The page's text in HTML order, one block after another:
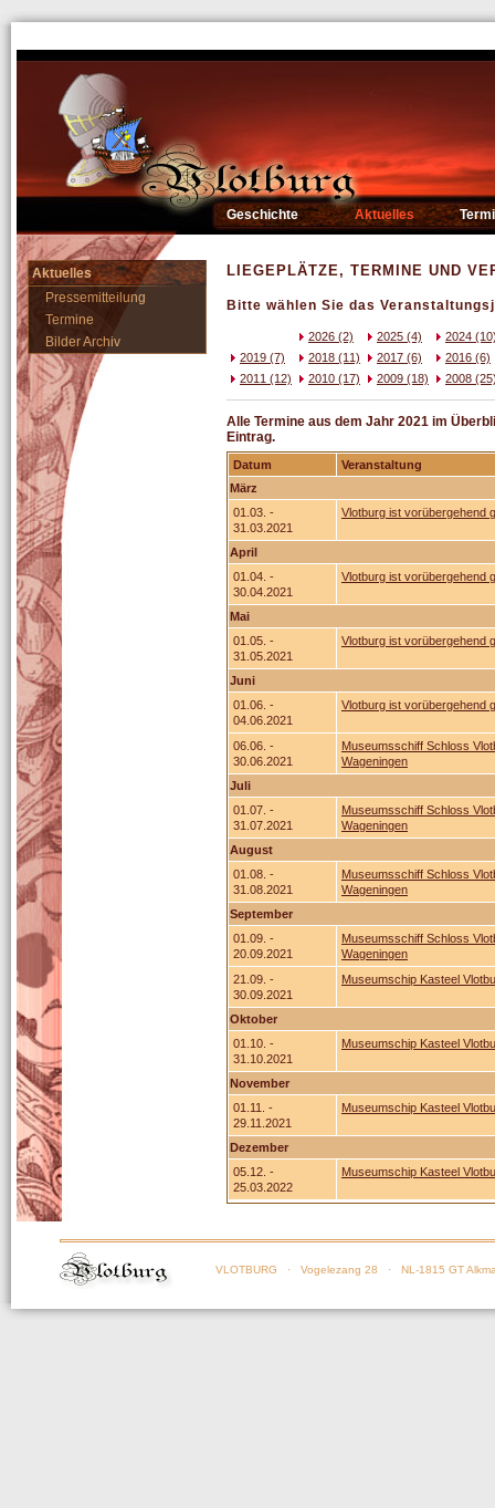
Geschichte Aktuelles
Aktuelles
Pressemitteilung
Termine
Bilder Archiv
LIEGEPLÄTZE, TERMINE UND
Bitte wählen Sie das
2026 (2) 2025 (4)
2024
2019 (7)
2018 (11) 2017 (6)
2016 (6)
2011 (12)
2010 (17) 2009 (18) 2008
Alle Termine aus dem Jahr 2021 im
Eintrag.
Datum
Veranstaltung
März
01.03. -
31.03.2021
Vlotburg ist vorübergehend
April
01.04. -
30.04.2021
Vlotburg ist vorübergehend
Mai
01.05. -
31.05.2021
Vlotburg ist vorübergehend
Juni
01.06. -
04.06.2021
Vlotburg ist vorübergehend
06.06. -
30.06.2021
Museumsschiff Schloss
Wageningen
Juli
01.07. -
31.07.2021
Museumsschiff Schloss
Wageningen
August
01.08. -
31.08.2021
Museumsschiff Schloss
Wageningen
September
01.09. -
20.09.2021
Museumsschiff Schloss
Wageningen
21.09. -
30.09.2021
Museumschip Kasteel
Oktober
01.10. -
31.10.2021
Museumschip Kasteel
November
01.11. -
29.11.2021
Museumschip Kasteel
Dezember
05.12. -
25.03.2022
Museumschip Kasteel
VLOTBURG · Vogelezang 28 · NL-1815 GT